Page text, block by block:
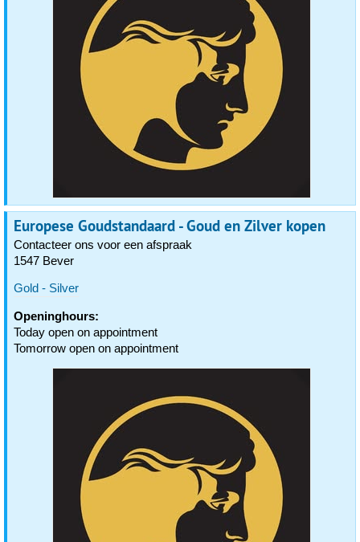
Europese Goudstandaard - Goud en Zilver kopen
Contacteer ons voor een afspraak
1547 Bever
Gold - Silver
Openinghours:
Today open on appointment
Tomorrow open on appointment